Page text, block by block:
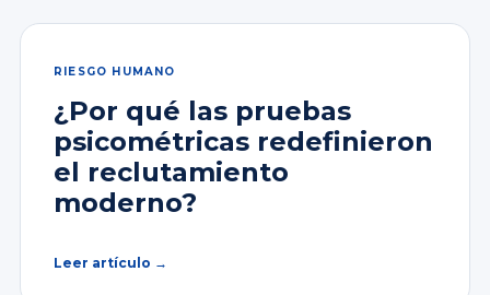
RIESGO HUMANO
¿Por qué las pruebas
psicométricas redefinieron
el reclutamiento
moderno?
Leer artículo →